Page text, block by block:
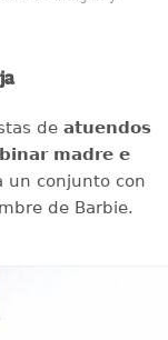
de atuendos
madre e
un conjunto con
de Barbie.